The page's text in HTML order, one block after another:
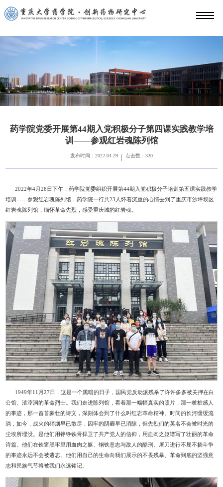
药学院党委开展第44期入党积极分子第四课实践教学培
训——参观红岩魂陈列馆
发布时间：2022-04-29 点击数： 320
2022年4月28日下午，药学院党委组织开展第44期入党积极分子培训第五课实践教学
培训——参观红岩魂陈列馆，药学院一行共23人怀着沉重的心情去到了重庆市沙坪坝区
红岩魂陈列馆，缅怀革命先烈，感受重庆城的红岩魂。
1949年11月27日，这是一个黑暗的日子，国民党反动派残杀了许许多多被关押在白
公馆、渣滓洞的革命烈士。我们走进陈列馆，看着那一幅幅真实的照片，那一桩桩感人
的事迹，那一首首豪壮的诗文，深刻体会到了什么叫红岩革命精神。时间的长河缓缓流
淌，如今，战火的硝烟早已散尽，囚牢的阴霾早已消除，但先烈们的英名不会被时光的
尘埃所埋没。是他们用铮铮铁骨捍卫了共产党人的信仰，用血肉之躯谱写了壮丽的革命
诗篇。他们在铁窗黑牢里用血肉之躯、钢铁意志与敌人的酷刑、屠刀进行不屈不挠斗争
的事迹永远不会被遗忘。他们用自己的生命向我们展示的不畏残暴、革命到底的坚强意
志和民族气节将被我们永远铭记。